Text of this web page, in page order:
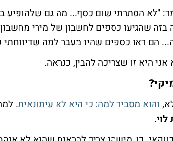
"לא הסתרתי שום כסף... מה גם שלהופיע
בזה שהגיעו כספים לחשבון של מירי
הם ראו כספים שהיו מעבר למה
היא זו שצריכה להבין, כנראה.
והוא מסביר למה: כי היא לא עיתונאית.
לוי.